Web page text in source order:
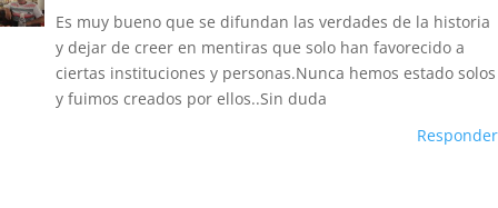
Es muy bueno que se difundan las verdades de la historia
y dejar de creer en mentiras que solo han favorecido a
ciertas instituciones y personas.Nunca hemos estado solos
y fuimos creados por ellos..Sin duda
Responder